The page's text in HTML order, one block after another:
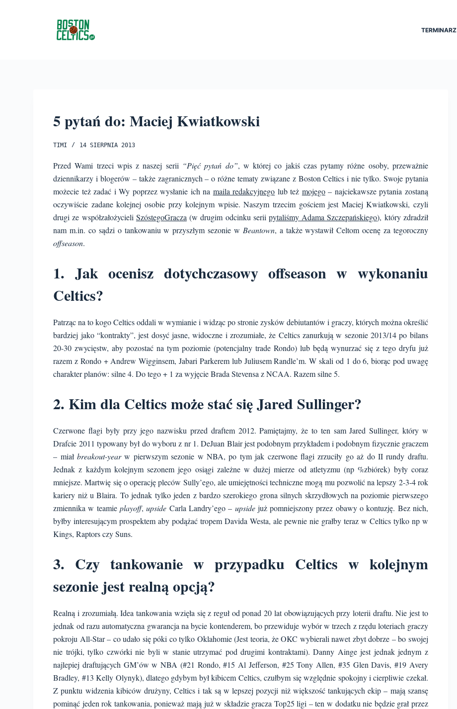
TERMINARZ
5 pytań do: Maciej Kwiatkowski
TIMI 14 SIERPNIA 2013
Przed Wami trzeci wpis z naszej serii “Pięć pytań do”, w której co jakiś czas pytamy różne osoby, przeważnie
dziennikarzy i blogerów – także zagranicznych – o różne tematy związane z Boston Celtics i nie tylko. Swoje pytania
możecie też zadać i Wy poprzez wysłanie ich na maila redakcyjnego lub też mojego– najciekawsze pytania zostaną
oczywiście zadane kolejnej osobie przy kolejnym wpisie.Naszym trzecim gościem jest Maciej Kwiatkowski, czyli
drugi ze współzałożycieli SzóstegoGracza (w drugim odcinku serii pytaliśmy Adama Szczepańskiego), który zdradził
nam m.in. co sądzi o tankowaniu w przyszłym sezonie w Beantown, a także wystawił Celtom ocenę za tegoroczny
offseason.
1. Jak ocenisz dotychczasowy offseason w wykonaniu
Celtics?
Patrząc na to kogo Celtics oddali w wymianie i widząc po stronie zysków debiutantów i graczy, których można określić
bardziej jako “kontrakty”, jest dosyć jasne, widoczne i zrozumiałe, że Celtics zanurkują w sezonie 2013/14 po bilans
20-30 zwycięstw, aby pozostać na tym poziomie (potencjalny trade Rondo) lub będą wynurzać się z tego dryfu już
razem z Rondo + Andrew Wigginsem, Jabari Parkerem lub Juliusem Randle’m. W skali od 1 do 6, biorąc pod uwagę
charakter planów: silne 4. Do tego + 1 za wyjęcie Brada Stevensa z NCAA. Razem silne 5.
2. Kim dla Celtics może stać się Jared Sullinger?
Czerwone flagi były przy jego nazwisku przed draftem 2012. Pamiętajmy, że to ten sam Jared Sullinger, który w
Drafcie 2011 typowany był do wyboru z nr 1. DeJuan Blair jest podobnym przykładem i podobnym fizycznie graczem
– miałbreakout-yearw pierwszym sezonie w NBA, po tym jak czerwone flagi zrzuciły go aż do II rundy draftu.
Jednak z każdym kolejnym sezonem jego osiągi zależne w dużej mierze od atletyzmu (np %zbiórek) były coraz
mniejsze. Martwię się o operację pleców Sully’ego, ale umiejętności techniczne mogą mu pozwolić na lepszy 2-3-4 rok
kariery niż u Blaira. To jednak tylko jeden z bardzo szerokiego grona silnych skrzydłowych na poziomie pierwszego
zmiennika w teamieplayoff,upside Carla Landry’ego – upsidejuż pomniejszony przez obawy o kontuzję. Bez nich,
byłby interesującym prospektem aby podążać tropem Davida Westa, ale pewnie nie grałby teraz w Celtics tylko np w
Kings, Raptors czy Suns.
3. Czy tankowanie w przypadku Celtics w kolejnym
sezonie jest realną opcją?
Realną i zrozumiałą. Idea tankowania wzięła się z reguł od ponad 20 lat obowiązujących przy loterii draftu. Nie jest to
jednak od razu automatyczna gwarancja na bycie kontenderem, bo przewiduje wybór w trzech z rzędu loteriach graczy
pokroju All-Star – co udało się póki co tylko Oklahomie (Jest teoria, że OKC wybierali nawet zbyt dobrze – bo swojej
nie trójki, tylko czwórki nie byli w stanie utrzymać pod drugimi kontraktami). Danny Ainge jest jednak jednym z
najlepiej draftujących GM’ów w NBA (#21 Rondo, #15 Al Jefferson, #25 Tony Allen, #35 Glen Davis, #19 Avery
Bradley, #13 Kelly Olynyk), dlatego gdybym był kibicem Celtics, czułbym się względnie spokojny i cierpliwie czekał.
Z punktu widzenia kibiców drużyny, Celtics i tak są w lepszej pozycji niż większość tankujących ekip – mają szansę
pominąć jeden rok tankowania, ponieważ mają już w składzie gracza Top25 ligi – ten w dodatku nie będzie grał przez